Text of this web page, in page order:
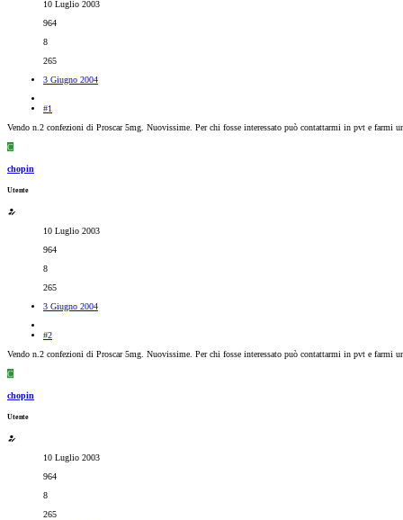
10 Luglio 2003
964
8
265
3 Giugno 2004
#1
Vendo n.2 confezioni di Proscar 5mg. Nuovissime. Per chi fosse interessato può contattarmi in pvt e farmi
C
chopin
Utente
10 Luglio 2003
964
8
265
3 Giugno 2004
#2
Vendo n.2 confezioni di Proscar 5mg. Nuovissime. Per chi fosse interessato può contattarmi in pvt e farmi
C
chopin
Utente
10 Luglio 2003
964
8
265